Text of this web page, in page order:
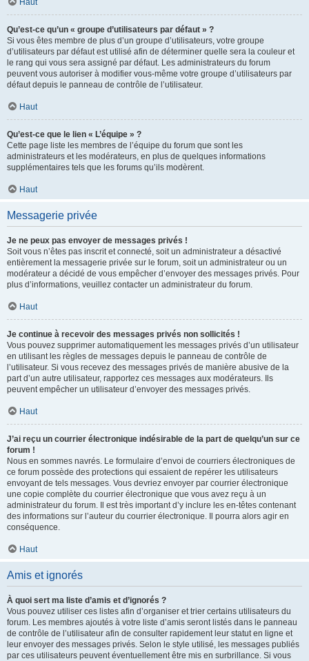
Haut
Qu’est-ce qu’un « groupe d’utilisateurs par défaut » ?
Si vous êtes membre de plus d’un groupe d’utilisateurs, votre groupe
d’utilisateurs par défaut est utilisé afin de déterminer quelle sera la couleur et
le rang qui vous sera assigné par défaut. Les administrateurs du forum
peuvent vous autoriser à modifier vous-même votre groupe d’utilisateurs par
défaut depuis le panneau de contrôle de l’utilisateur.
Haut
Qu’est-ce que le lien « L’équipe » ?
Cette page liste les membres de l’équipe du forum que sont les
administrateurs et les modérateurs, en plus de quelques informations
supplémentaires tels que les forums qu’ils modèrent.
Haut
Messagerie privée
Je ne peux pas envoyer de messages privés !
Soit vous n’êtes pas inscrit et connecté, soit un administrateur a désactivé
entièrement la messagerie privée sur le forum, soit un administrateur ou un
modérateur a décidé de vous empêcher d’envoyer des messages privés. Pour
plus d’informations, veuillez contacter un administrateur du forum.
Haut
Je continue à recevoir des messages privés non sollicités !
Vous pouvez supprimer automatiquement les messages privés d’un utilisateur
en utilisant les règles de messages depuis le panneau de contrôle de
l’utilisateur. Si vous recevez des messages privés de manière abusive de la
part d’un autre utilisateur, rapportez ces messages aux modérateurs. Ils
peuvent empêcher un utilisateur d’envoyer des messages privés.
Haut
J’ai reçu un courrier électronique indésirable de la part de quelqu’un sur ce
forum !
Nous en sommes navrés. Le formulaire d’envoi de courriers électroniques de
ce forum possède des protections qui essaient de repérer les utilisateurs
envoyant de tels messages. Vous devriez envoyer par courrier électronique
une copie complète du courrier électronique que vous avez reçu à un
administrateur du forum. Il est très important d’y inclure les en-têtes contenant
des informations sur l’auteur du courrier électronique. Il pourra alors agir en
conséquence.
Haut
Amis et ignorés
À quoi sert ma liste d’amis et d’ignorés ?
Vous pouvez utiliser ces listes afin d’organiser et trier certains utilisateurs du
forum. Les membres ajoutés à votre liste d’amis seront listés dans le panneau
de contrôle de l’utilisateur afin de consulter rapidement leur statut en ligne et
leur envoyer des messages privés. Selon le style utilisé, les messages publiés
par ces utilisateurs peuvent éventuellement être mis en surbrillance. Si vous